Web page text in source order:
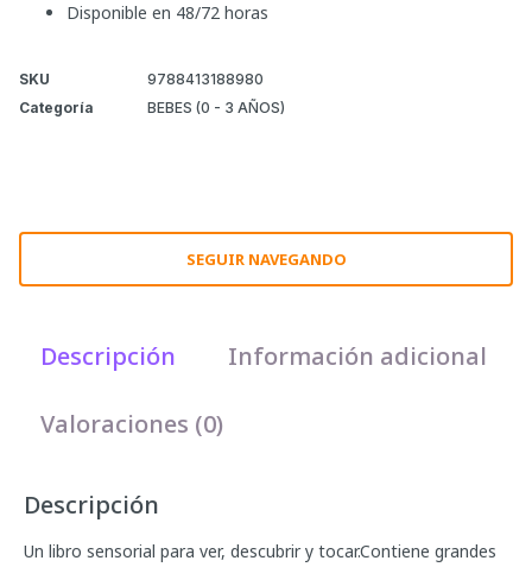
Disponible en 48/72 horas
SKU
9788413188980
Categoría
BEBES (0 - 3 AÑOS)
SEGUIR NAVEGANDO
Descripción Información adicional
Valoraciones (0)
Descripción
Un libro sensorial para ver, descubrir y tocar.Contiene grandes